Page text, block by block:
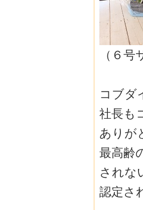
（６
コブダ
社長も
ありが
最高齢
されな
認定さ